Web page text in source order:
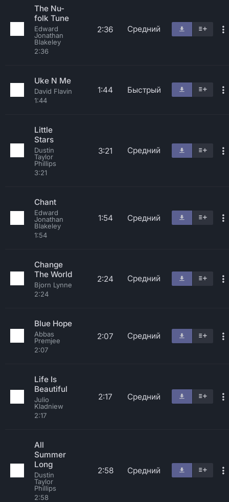
The Nu-
folk Tune
Edward
Jonathan
Blakeley
2:36
2:36 Средний
Uke N Me
David Flavin
1:44
1:44 Быстрый
Little
Stars
Dustin
Taylor
Phillips
3:21
3:21 Средний
Chant
Edward
Jonathan
Blakeley
1:54
1:54 Средний
Change
The World
Bjorn Lynne
2:24
2:24 Средний
Blue Hope
Abbas
Premjee
2:07
2:07 Средний
Life Is
Beautiful
Julio
Kladniew
2:17
2:17 Средний
All
Summer
Long
Dustin
Taylor
Phillips
2:58
2:58 Средний